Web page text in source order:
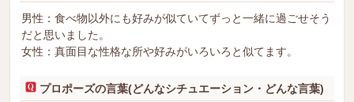
男性：食べ物以外にも好みが似ていてずっと一緒に過ごせそう
だと思いました。
女性：真面目な性格な所や好みがいろいろと似てます。
プロポーズの言葉(どんなシチュエーション・どんな言葉)